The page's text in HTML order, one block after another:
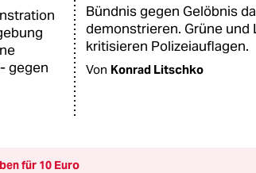
gegen
Bündnis gegen Gelöbnis
demonstrieren. Grüne und
kritisieren Polizeiauflagen.
Von Konrad Litschko
für 10 Euro